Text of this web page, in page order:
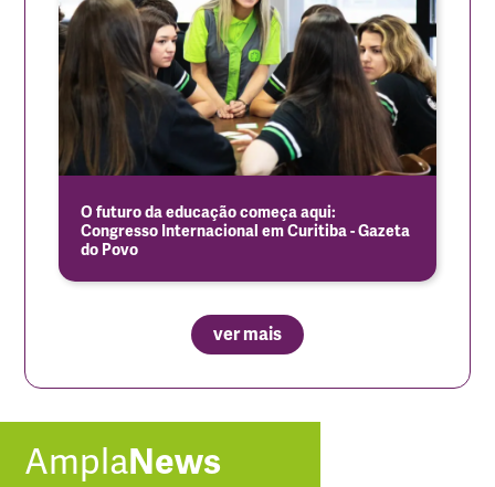
O futuro da educação começa aqui:
Congresso Internacional em Curitiba - Gazeta
do Povo
ver mais
AmplaNews